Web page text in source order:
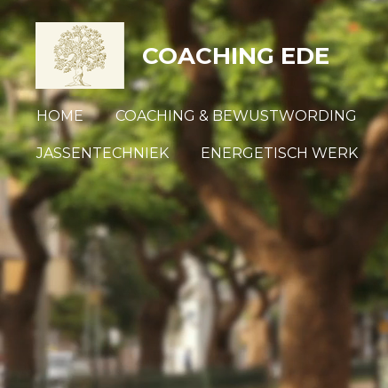
Ga
direct
naar
de
hoofdinhoud
COACHING EDE
HOME COACHING & BEWUSTWORDING
JASSENTECHNIEK ENERGETISCH WERK